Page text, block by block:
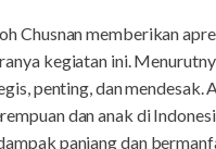
Chusnan memberikan
kegiatan ini.
penting, dan
dan anak di
panjang dan